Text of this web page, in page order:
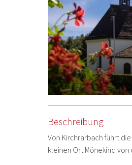
Beschreibung
Von Kirchrarbach führt
kleinen Ort Mönekind